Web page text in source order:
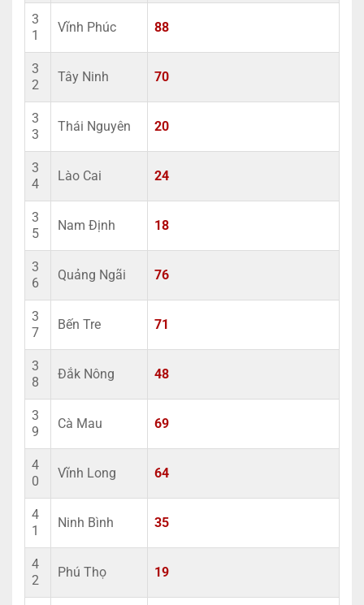
3
1
Vĩnh Phúc 88
3
2
Tây Ninh 70
3
3
Thái Nguyên 20
3
4
Lào Cai 24
3
5
Nam Định 18
3
6
Quảng Ngãi 76
3
7
Bến Tre 71
3
8
Đắk Nông 48
3
9
Cà Mau 69
4
0
Vĩnh Long 64
4
1
Ninh Bình 35
4
2
Phú Thọ 19